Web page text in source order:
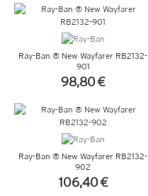
Ray-Ban ® New Wayfarer RB2132-
901
98,80 €
Ray-Ban ® New Wayfarer RB2132-
902
106,40 €